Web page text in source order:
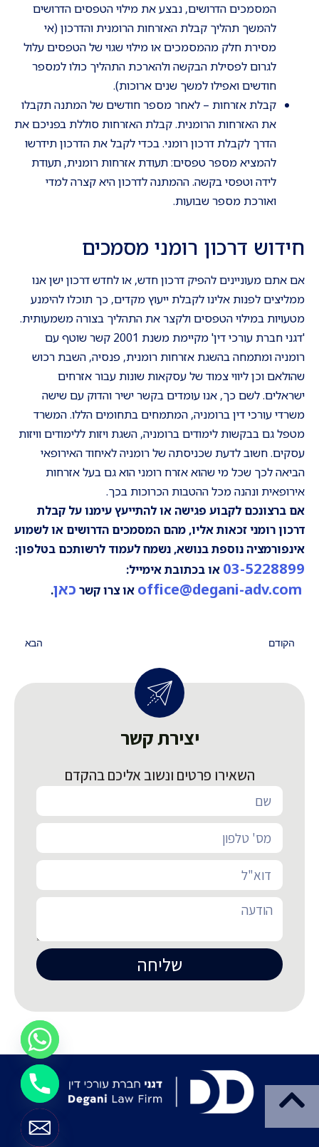
המסמכים הדרושים, נבצע את מילוי הטפסים הדרושים
להמשך תהליך קבלת האזרחות הרומנית והדרכון (אי
מסירת חלק מהמסמכים או מילוי שגוי של הטפסים עלול
לגרום לפסילת הבקשה ולהארכת התהליך כולו למספר
חודשים ואפילו למשך שנים ארוכות).
קבלת אזרחות – לאחר מספר חודשים של המתנה תקבלו
את האזרחות הרומנית. קבלת האזרחות סוללת בפניכם את
הדרך לקבלת דרכון רומני. בכדי לקבל את הדרכון תידרשו
להמציא מספר טפסים: תעודת אזרחות רומנית, תעודת
לידה וטפסי בקשה. ההמתנה לדרכון היא קצרה למדי
ואורכת מספר שבועות.
חידוש דרכון רומני מסמכים
אם אתם מעוניינים להפיק דרכון חדש, או לחדש דרכון ישן אנו
ממליצים לפנות אלינו לקבלת ייעוץ מקדים, כך תוכלו להימנע
מטעויות במילוי הטפסים ולקצר את התהליך בצורה משמעותית.
'דגני חברת עורכי דין' מקיימת משנת 2001 קשר שוטף עם
רומניה ומתמחה בהשגת אזרחות רומנית, פנסיה, השבת רכוש
שהולאם וכן ליווי צמוד של עסקאות שונות עבור אזרחים
ישראלים. לשם כך, אנו עומדים בקשר ישיר והדוק עם שישה
משרדי עורכי דין ברומניה, המתמחים בתחומים הללו. המשרד
מטפל גם בבקשות לימודים ברומניה, השגת ויזות ללימודים וויזות
עסקים. חשוב לדעת שכניסתה של רומניה לאיחוד האירופאי
הביאה לכך שכל מי שהוא אזרח רומני הוא גם בעל אזרחות
אירופאית ונהנה מכל ההטבות הכרוכות בכך.
אם ברצונכם לקבוע פגישה או להתייעץ עימנו על קבלת
דרכון רומני זכאותאליו, מהם המסמכים הדרושים או לשמוע
אינפורמציה נוספת בנושא, נשמח לעמוד לרשותכם בטלפון:
03-5228899 או בכתובת אימייל:
office@degani-adv.com או צרו קשר כאן.
הקודם הבא
יצירת קשר
השאירו פרטים ונשוב אליכם בהקדם
שליחה